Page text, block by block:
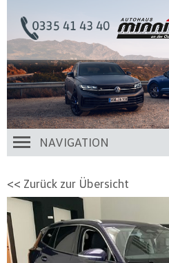
NAVIGATION
<< Zurück zur Übersicht